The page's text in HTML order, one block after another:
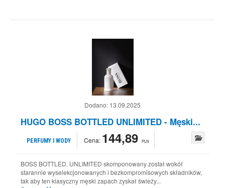
Dodano: 13.09.2025
HUGO BOSS BOTTLED UNLIMITED - Męski...
PERFUMY I WODY Cena: 144,89 PLN
BOSS BOTTLED. UNLIMITED skomponowany został wokół
starannie wyselekcjonowanych i bezkompromisowych składników,
tak aby ten klasyczny męski zapach zyskał świeży...